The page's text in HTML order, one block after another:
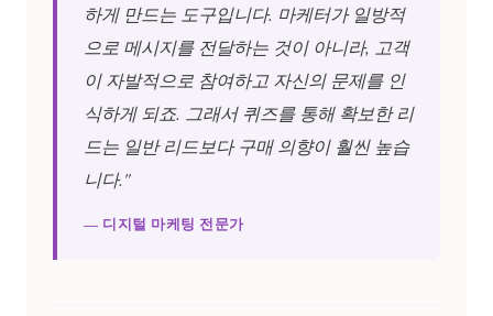
하게 만드는 도구입니다. 마케터가 일방적
으로 메시지를 전달하는 것이 아니라, 고객
이 자발적으로 참여하고 자신의 문제를 인
식하게 되죠. 그래서 퀴즈를 통해 확보한 리
드는 일반 리드보다 구매 의향이 훨씬 높습
니다."
— 디지털 마케팅 전문가